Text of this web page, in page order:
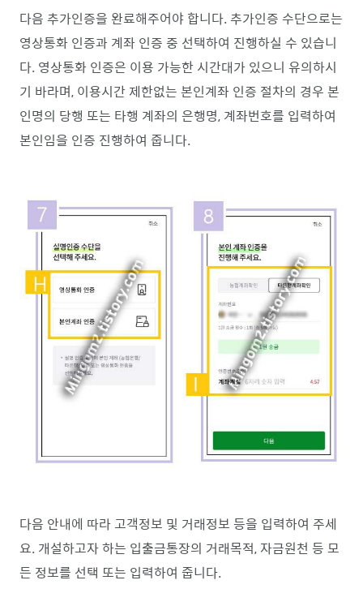
다음 추가인증을 완료해주어야 합니다. 추가인증 수단으로는
영상통화 인증과 계좌 인증 중 선택하여 진행하실 수 있습니
다. 영상통화 인증은 이용 가능한 시간대가 있으니 유의하시
기 바라며, 이용시간 제한없는 본인계좌 인증 절차의 경우 본
인명의 당행 또는 타행 계좌의 은행명, 계좌번호를 입력하여
본인임을 인증 진행하여 줍니다.
다음 안내에 따라 고객정보 및 거래정보 등을 입력하여 주세
요. 개설하고자 하는 입출금통장의 거래목적, 자금원천 등 모
든 정보를 선택 또는 입력하여 줍니다.